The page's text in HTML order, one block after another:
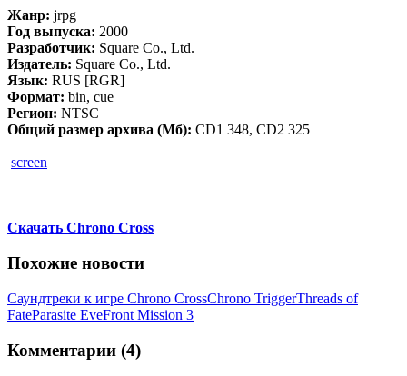
Жанр: jrpg
Год выпуска: 2000
Разработчик: Square Co., Ltd.
Издатель: Square Co., Ltd.
Язык: RUS [RGR]
Формат: bin, cue
Регион: NTSC
Общий размер архива (Мб): CD1 348, CD2 325
screen
Скачать Chrono Cross
Похожие новости
Саундтреки к игре Chrono CrossChrono TriggerThreads of
FateParasite EveFront Mission 3
Комментарии (4)